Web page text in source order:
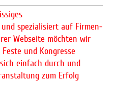
spezialisiert auf Firmen-
Webseite möchten wir
und Kongresse
einfach durch und
zum Erfolg